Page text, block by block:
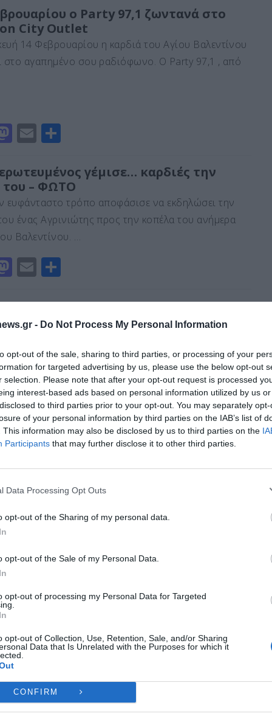
- Do Not Process My Personal Information
opt-out of the sale, sharing to third parties, or processing of your
for targeted advertising by us, please use the below opt-out
selection. Please note that after your opt-out request is processed
interest-based ads based on personal information utilized by us
to third parties prior to your opt-out. You may separately
of your personal information by third parties on the IAB’s list of
This information may also be disclosed by us to third parties on the
Participants that may further disclose it to other third parties.
Data Processing Opt Outs
opt-out of the Sharing of my personal data.
opt-out of the Sale of my Personal Data.
opt-out of processing my Personal Data for Targeted
opt-out of Collection, Use, Retention, Sale, and/or Sharing
Data that Is Unrelated with the Purposes for which it
CONFIRM
Διαχείριση Συγκατάθεσης
την καλύτερη εμπειρία, χρησιμοποιούμε τεχνολογίες όπως cookies για
θα μας επιτρέψει να επεξεργαστούμε δεδομένα προσωπικού
ή η ανάκληση της συγκατάθεσης, μπορεί να επηρεάσει
λειτουργίες και δυνατότητες.
ΔΕΝ ΑΠΟΔΈΧΟΜΑΙ ΠΡΟΒΟΛΉ
st
o
d
o
ai
l
ρ
α
σ
τε
ο Party 97,1 ζωντανά στο
City Outlet
14 Φεβρουαρίου η καρδιά του Αγίου Βαλεντίνου
στο αγαπημένο σου ραδιόφωνο. Ο Party 97,1 , από
M
st
o
d
o
E
ai
l
ρ
α
σ
τε
γέμισε… καρδιές την
– ΦΩΤΟ
ευφάνταστο τρόπο αποφάσισε να εκδηλώσει την
ένας Αγρινιώτης προς την κοπέλα του ανήμερα
Βαλεντίνου. …
M
st
o
d
o
n
E
ai
l
ρ
α
σ
τε
ίτ
ε